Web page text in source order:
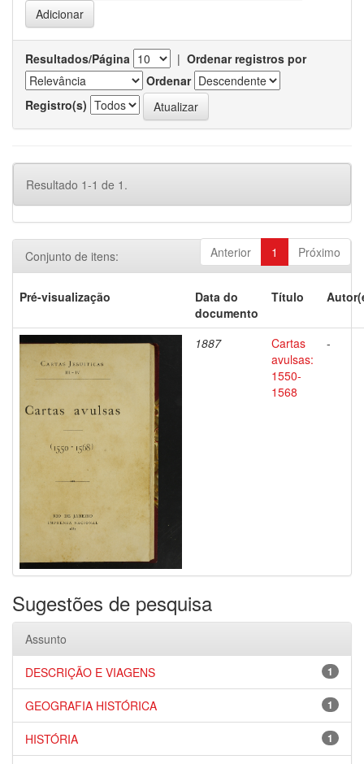
Resultados/Página | Ordenar registros por
Ordenar
Registro(s)
Resultado 1-1 de 1.
Anterior 1 Próximo
Conjunto de itens:
Pré-visualização
Data do
documento
Título
1887
Cartas
avulsas:
1550-
1568
-
Sugestões de pesquisa
Assunto
1
DESCRIÇÃO E VIAGENS
1
GEOGRAFIA HISTÓRICA
1
HISTÓRIA